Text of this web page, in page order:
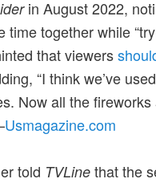
in August 2022,
together while
that viewers
“I think we’ve
Now all the
Usmagazine.com
told TVLine that the